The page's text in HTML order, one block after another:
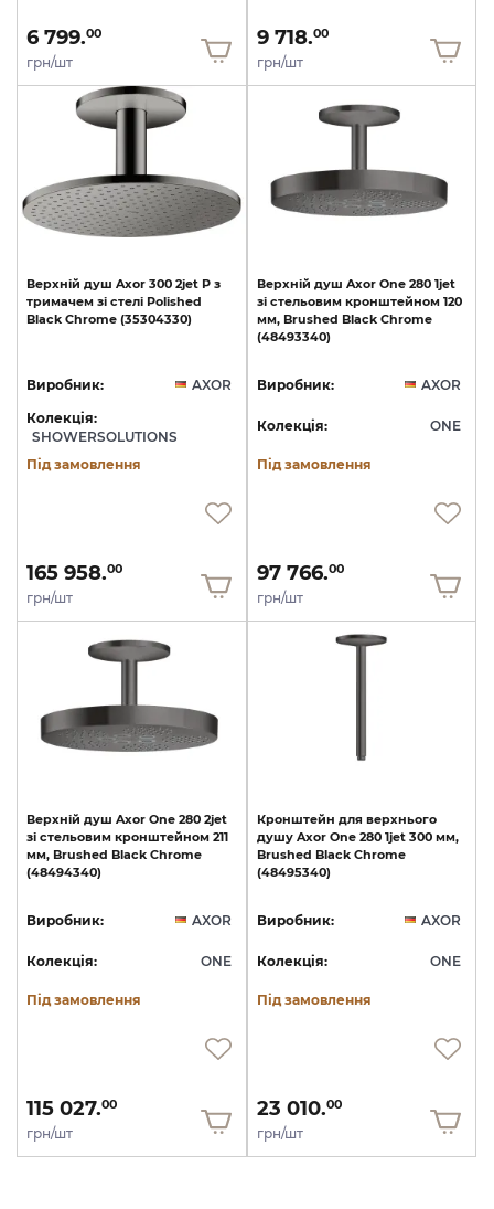
6 799.00
грн/шт
9 718.00
грн/шт
Верхній душ Axor 300 2jet P з
тримачем зі стелі Polished
Black Chrome (35304330)
Виробник:
AXOR
Колекція:
SHOWERSOLUTIONS
Під замовлення
165 958.00
грн/шт
Верхній душ Axor One 280 1jet
зі стельовим кронштейном 120
мм, Brushed Black Chrome
(48493340)
Виробник: AXOR
Колекція: ONE
Під замовлення
97 766.00
грн/шт
Верхній душ Axor One 280 2jet
зі стельовим кронштейном 211
мм, Brushed Black Chrome
(48494340)
Виробник: AXOR
Колекція: ONE
Під замовлення
115 027.00
грн/шт
Кронштейн для верхнього
душу Axor One 280 1jet 300 мм,
Brushed Black Chrome
(48495340)
Виробник: AXOR
Колекція: ONE
Під замовлення
23 010.00
грн/шт